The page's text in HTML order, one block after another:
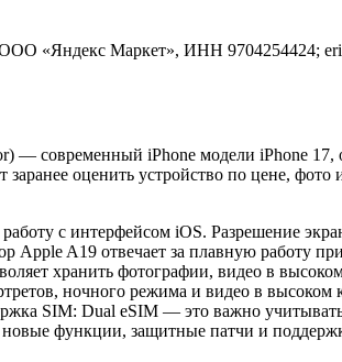
«Яндекс Маркет», ИНН 9704254424;
— современный iPhone модели iPhone
оценить устройство по цене,
с интерфейсом iOS. Разрешение
Apple A19 отвечает за плавную работу
хранить фотографии, видео в
ночного режима и видео в высоком
SIM: Dual eSIM — это важно
функции, защитные патчи и